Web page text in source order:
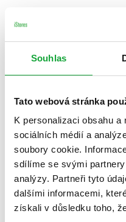
Souhlas
Tato webová stránka
K personalizaci obsahu
sociálních médií a
soubory cookie.
sdílíme se svými
analýzy. Partneři tyto
dalšími informacemi,
získali v důsledku toho,